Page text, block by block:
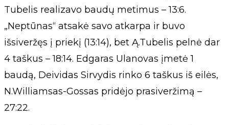
Tubelis realizavo baudų metimus – 13:6.
„Neptūnas“ atsakė savo atkarpa ir buvo
išsiveržęs į priekį (13:14), bet Ą.Tubelis pelnė dar
4 taškus – 18:14. Edgaras Ulanovas įmetė 1
baudą, Deividas Sirvydis rinko 6 taškus iš eilės,
N.Williamsas-Gossas pridėjo prasiveržimą –
27:22.